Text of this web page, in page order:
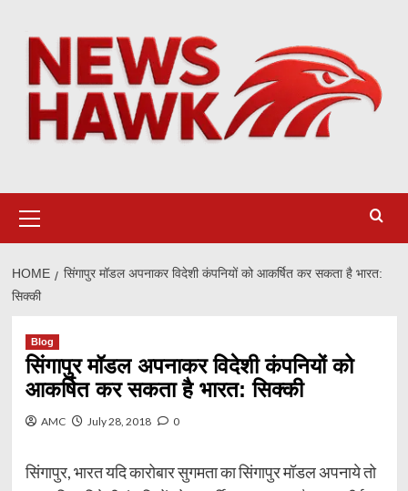
content
Menu
HOME
सिंगापुर मॉडल अपनाकर विदेशी कंपनियों को आकर्षित कर सकता है भारत:
सिक्की
Blog
सिंगापुर मॉडल अपनाकर विदेशी कंपनियों को
आकर्षित कर सकता है भारत: सिक्की
AMC July 28, 2018 0
सिंगापुर, भारत यदि कारोबार सुगमता का सिंगापुर मॉडल अपनाये तो